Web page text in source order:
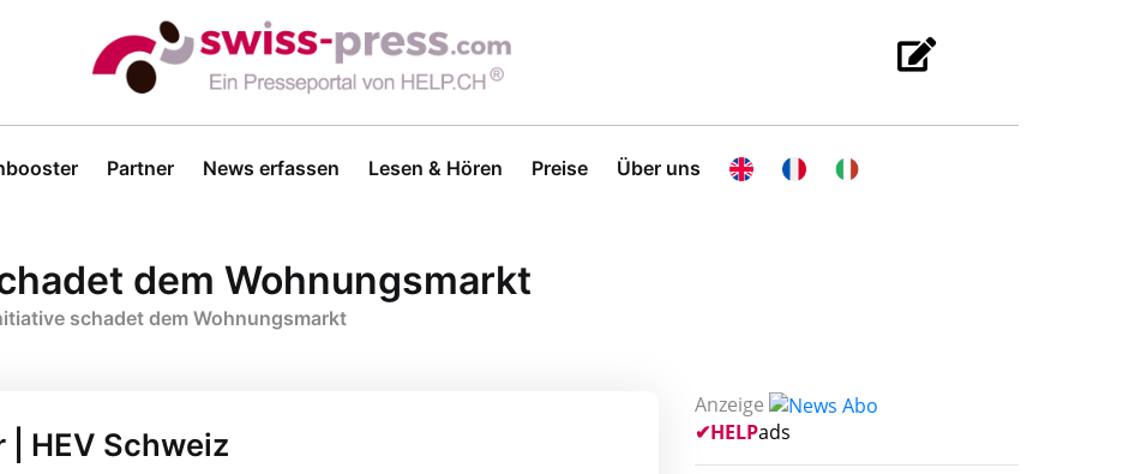
Partner News erfassen Lesen & Hören Preise Über uns
dem Wohnungsmarkt
schadet dem Wohnungsmarkt
HEV Schweiz
Anzeige
✔HELPads